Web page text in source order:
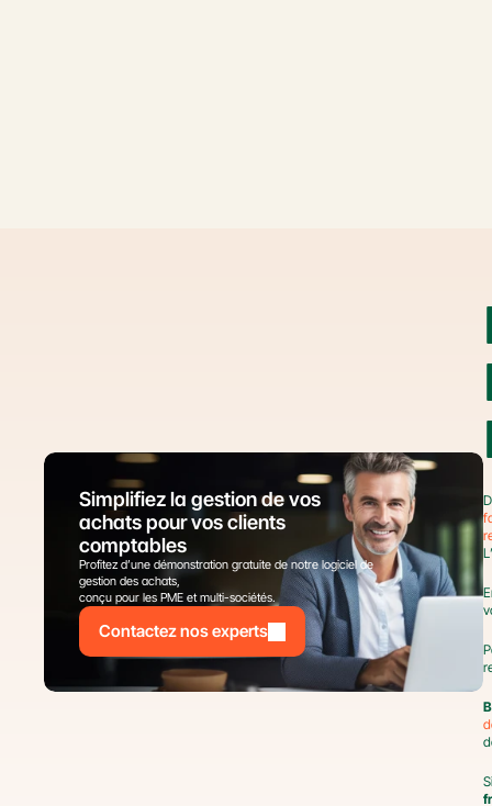
Simplifiez la gestion de vos
achats pour vos clients
comptables
Profitez d’une démonstration gratuite de notre logiciel de
gestion des achats,
conçu pour les PME et multi-sociétés.
Contactez nos experts